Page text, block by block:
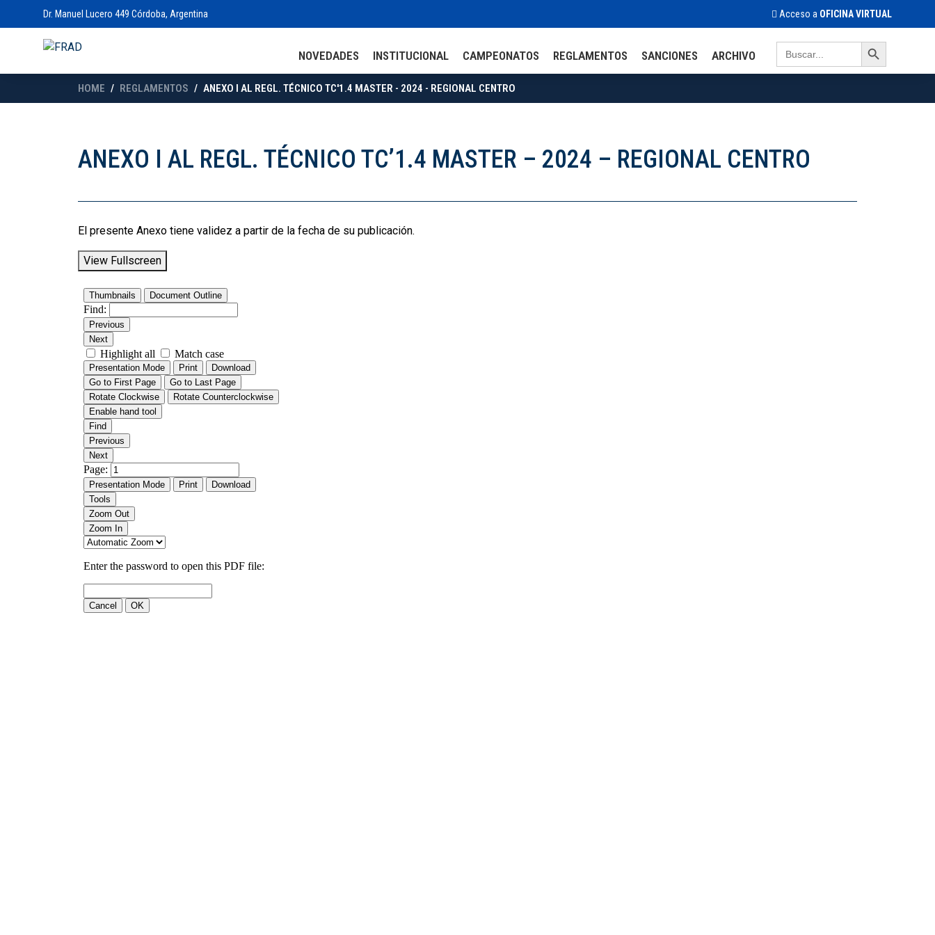
Dr. Manuel Lucero 449 Córdoba, Argentina Acceso a OFICINA VIRTUAL
NOVEDADES INSTITUCIONAL CAMPEONATOS REGLAMENTOS SANCIONES ARCHIVO
Search
for:
Search Button
HOME REGLAMENTOS ANEXO I AL REGL. TÉCNICO TC'1.4 MASTER - 2024 - REGIONAL CENTRO
ANEXO I AL REGL. TÉCNICO TC’1.4 MASTER – 2024 – REGIONAL CENTRO
El presente Anexo tiene validez a partir de la fecha de su publicación.
View Fullscreen